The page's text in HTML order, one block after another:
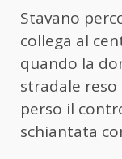
Stavano
collega al
quando la
stradale reso
perso il
schiantata